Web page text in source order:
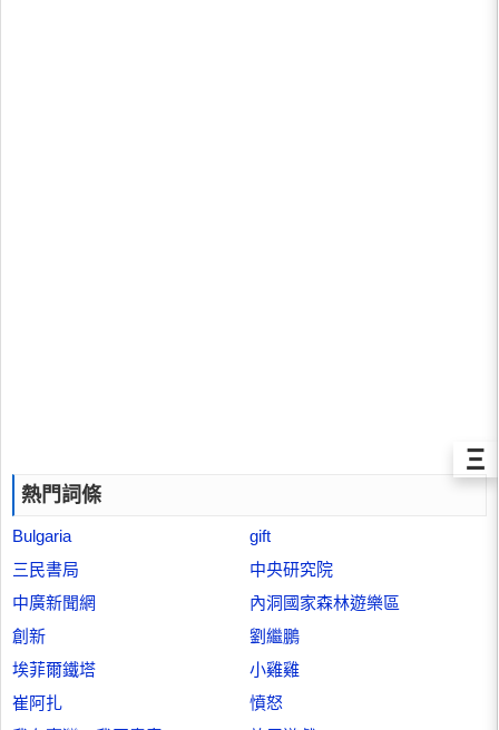
熱門詞條
Bulgaria
gift
三民書局
中央研究院
中廣新聞網
內洞國家森林遊樂區
創新
劉繼鵬
埃菲爾鐵塔
小雞雞
崔阿扎
憤怒
Ξ